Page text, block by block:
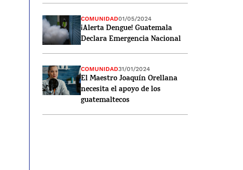
COMUNIDAD01/05/2024
¡Alerta Dengue! Guatemala
Declara Emergencia Nacional
COMUNIDAD31/01/2024
El Maestro Joaquín Orellana
necesita el apoyo de los
guatemaltecos